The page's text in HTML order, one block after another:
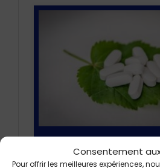
Consentement
Pour offrir les meilleures expériences,